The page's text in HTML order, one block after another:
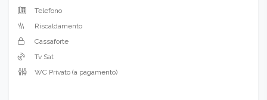
Telefono
Riscaldamento
Cassaforte
Tv Sat
WC Privato (a pagamento)